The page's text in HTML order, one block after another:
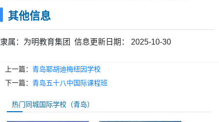
其他信息
隶属： 为明教育集团 信息更新日期： 2025-10-30
上一篇： 青岛耶胡迪梅纽因学校
下一篇： 青岛五十八中国际课程班
热门同城国际学校（青岛）